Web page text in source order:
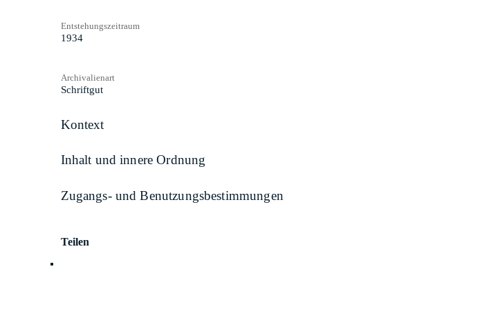
Entstehungszeitraum
1934
Archivalienart
Schriftgut
Kontext
Inhalt und innere Ordnung
Zugangs- und Benutzungsbestimmungen
Teilen